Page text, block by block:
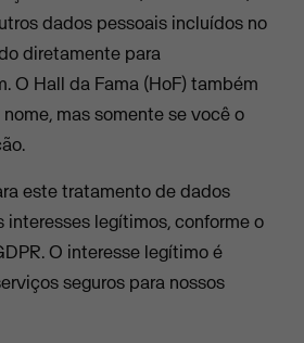
dados pessoais incluídos no
diretamente para
. O Hall da Fama (HoF) também
mas somente se você o
este tratamento de dados
interesses legítimos, conforme o
O interesse legítimo é
seguros para nossos